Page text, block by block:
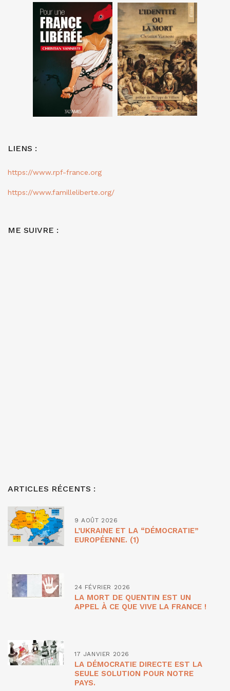
LIENS :
https://www.rpf-france.org
https://www.familleliberte.org/
ME SUIVRE :
ARTICLES RÉCENTS :
9 AOÛT 2026
L’UKRAINE ET LA “DÉMOCRATIE”
EUROPÉENNE. (1)
24 FÉVRIER 2026
LA MORT DE QUENTIN EST UN
APPEL À CE QUE VIVE LA FRANCE !
17 JANVIER 2026
LA DÉMOCRATIE DIRECTE EST LA
SEULE SOLUTION POUR NOTRE
PAYS.